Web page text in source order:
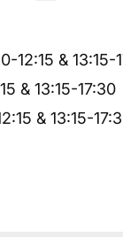
-12:15 & 13:15-
& 13:15-17:30
& 13:15-